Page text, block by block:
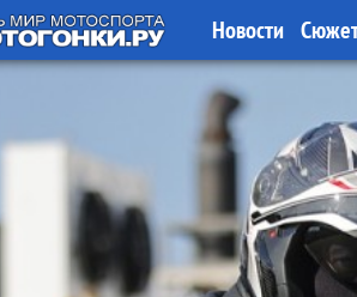
Новости